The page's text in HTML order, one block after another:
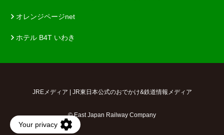
オレンジページnet
ホテル B4T いわき
JREメディア | JR東日本公式のおでかけ&鉄道情報メディア
© East Japan Railway Company